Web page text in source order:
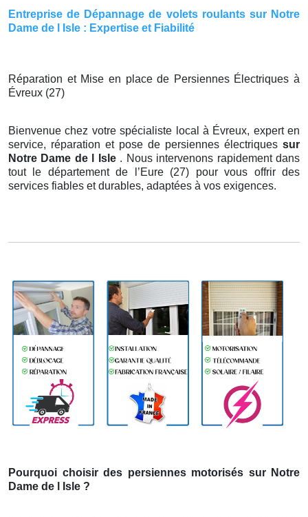
Entreprise de Dépannage de volets roulants sur Notre
Dame de l Isle : Expertise et Fiabilité
Réparation et Mise en place de Persiennes Électriques à
Évreux (27)
Bienvenue chez votre spécialiste local à Évreux, expert en
service, réparation et pose de persiennes électriques sur
Notre Dame de l Isle. Nous intervenons rapidement dans
tout le département de l’Eure (27) pour vous offrir des
services fiables et durables, adaptées à vos exigences.
Pourquoi choisir des persiennes motorisés sur Notre
Dame de l Isle ?